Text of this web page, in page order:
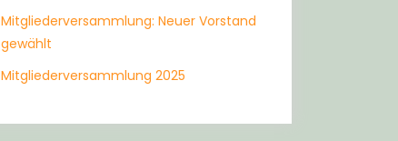
Mitgliederversammlung: Neuer Vorstand
gewählt
Mitgliederversammlung 2025